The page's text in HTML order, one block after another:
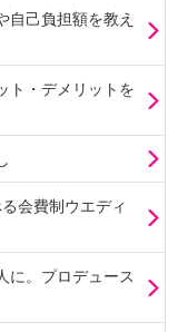
自己負担額を教え
ト・デメリットを
会費制ウエディ
に。プロデュース